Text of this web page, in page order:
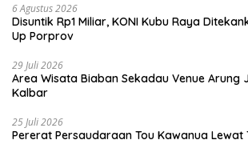
6 Agustus 2026
Disuntik Rp1 Miliar, KONI Kubu Raya
Up Porprov
29 Juli 2026
Area Wisata Biaban Sekadau Venue Arung
Kalbar
25 Juli 2026
Pererat Persaudaraan Tou Kawanua Lewat